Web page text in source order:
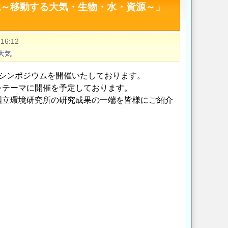
移動する大気・生物・水・資源～」
気
ポジウムを開催いたしております。
ーマに開催を予定しております。
環境研究所の研究成果の一端を皆様にご紹介